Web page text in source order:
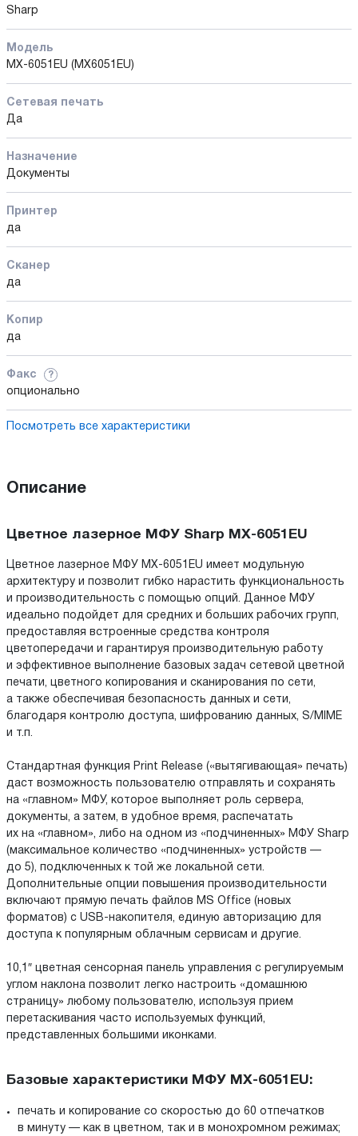
Sharp
Модель
MX-6051EU (MX6051EU)
Сетевая печать
Да
Назначение
Документы
Принтер
да
Сканер
да
Копир
да
Факс ?
опционально
Посмотреть все характеристики
Описание
Цветное лазерное МФУ Sharp MX-6051EU
Цветное лазерное МФУ MX-6051EU имеет модульную
архитектуру и позволит гибко нарастить функциональность
и производительность с помощью опций. Данное МФУ
идеально подойдет для средних и больших рабочих групп,
предоставляя встроенные средства контроля
цветопередачи и гарантируя производительную работу
и эффективное выполнение базовых задач сетевой цветной
печати, цветного копирования и сканирования по сети,
а также обеспечивая безопасность данных и сети,
благодаря контролю доступа, шифрованию данных, S/MIME
и т.п.
Стандартная функция Print Release («вытягивающая» печать)
даст возможность пользователю отправлять и сохранять
на «главном» МФУ, которое выполняет роль сервера,
документы, а затем, в удобное время, распечатать
их на «главном», либо на одном из «подчиненных» МФУ Sharp
(максимальное количество «подчиненных» устройств —
до 5), подключенных к той же локальной сети.
Дополнительные опции повышения производительности
включают прямую печать файлов MS Office (новых
форматов) с USB-накопителя, единую авторизацию для
доступа к популярным облачным сервисам и другие.
10,1″ цветная сенсорная панель управления с регулируемым
углом наклона позволит легко настроить «домашнюю
страницу» любому пользователю, используя прием
перетаскивания часто используемых функций,
представленных большими иконками.
Базовые характеристики МФУ MX-6051EU:
печать и копирование со скоростью до 60 отпечатков
в минуту — как в цветном, так и в монохромном режимах;